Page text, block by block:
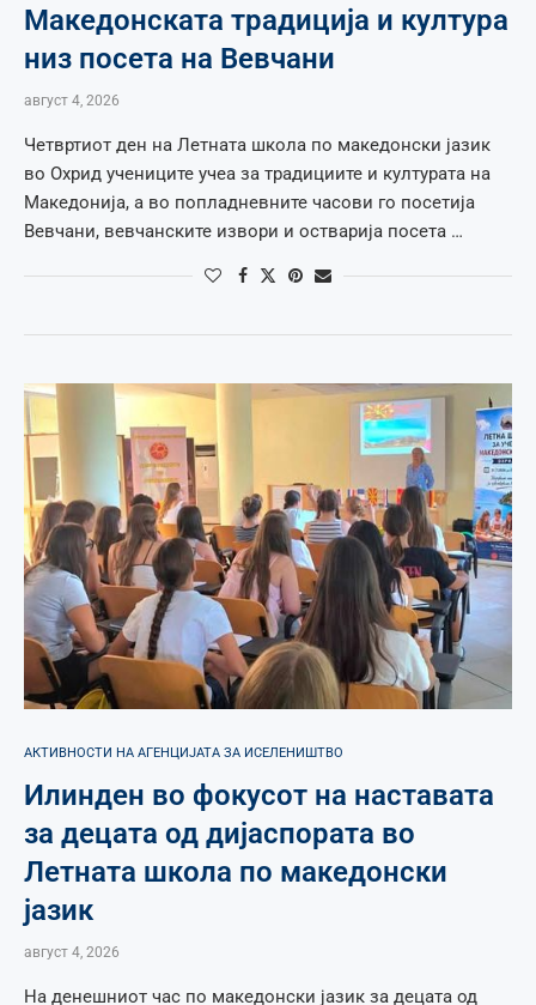
Македонската традиција и култура
низ посета на Вевчани
август 4, 2026
Четвртиот ден на Летната школа по македонски јазик
во Охрид учениците учеа за традициите и културата на
Македонија, а во попладневните часови го посетија
Вевчани, вевчанските извори и остварија посета …
АКТИВНОСТИ НА АГЕНЦИЈАТА ЗА ИСЕЛЕНИШТВО
Илинден во фокусот на наставата
за децата од дијаспората во
Летната школа по македонски
јазик
август 4, 2026
На денешниот час по македонски јазик за децата од